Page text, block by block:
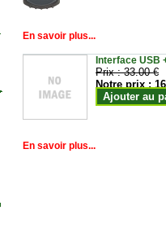
En savoir plus...
Interface USB
Prix :33.00 €
Notre prix :
Ajouter au
En savoir plus...